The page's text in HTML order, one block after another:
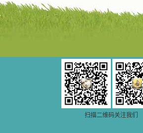
的成长需要时间，成长是渐进的，农
民等待稻谷的长成需要整个季节，才
能品尝丰收的喜悦，我也要有谦卑受
灵的书。当我首次读到盖恩夫人的传
记时，清泪沾腮，她的经历强烈地震
撼着我的心，我接受到了一个很大的
恩宠，使我认识了十字架是生命的真
正之路。读圣女小德兰的传记时，我
又有别一种感受，我看到了一个与我
眼所见的完全不同的世界，那里没有
扫描二维码关注我们